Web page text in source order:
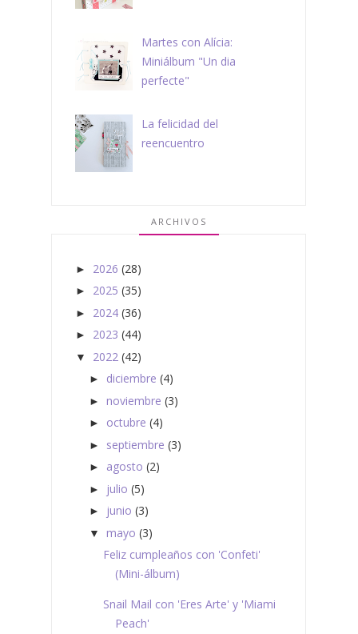
Martes con Alícia:
Miniálbum "Un dia
perfecte"
La felicidad del
reencuentro
ARCHIVOS
► 2026 (28)
► 2025 (35)
► 2024 (36)
► 2023 (44)
▼ 2022 (42)
► diciembre (4)
► noviembre (3)
► octubre (4)
► septiembre (3)
► agosto (2)
► julio (5)
► junio (3)
▼ mayo (3)
Feliz cumpleaños con 'Confeti'
(Mini-álbum)
Snail Mail con 'Eres Arte' y 'Miami
Peach'